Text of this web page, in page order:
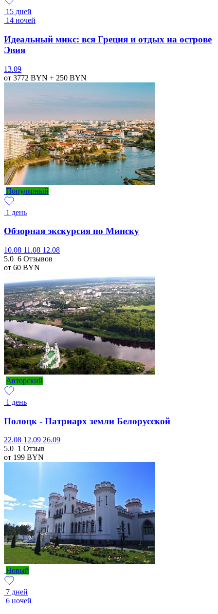
15 дней
14 ночей
Идеальный микс: вся Греция и отдых на острове
Эвия
13.09
от 3772 BYN + 250 BYN
Популярный
1 день
Обзорная экскурсия по Минску
10.08 11.08 12.08
5.0 6 Отзывов
от 60 BYN
Авторский
1 день
Полоцк - Патриарх земли Белорусской
22.08 12.09 26.09
5.0 1 Отзыв
от 199 BYN
Новый
7 дней
6 ночей